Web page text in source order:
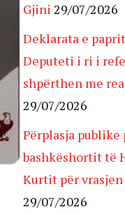
Gjini 29/07/2026
Deklarata e
Deputeti i ri i
shpërthen me
29/07/2026
Përplasja publike
bashkëshortit të
Kurtit për vrasjen
29/07/2026